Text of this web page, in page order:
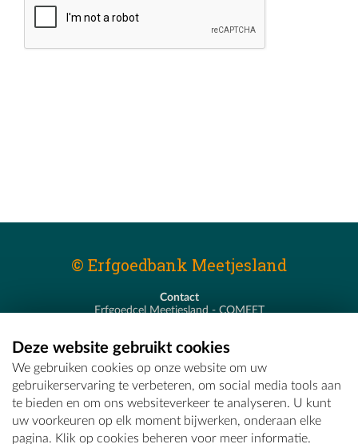
© Erfgoedbank Meetjesland
Contact
Erfgoedcel Meetjesland - COMEET
T - 09 373 75 96
E -erfgoedcel@comeet.be
Deze website gebruikt cookies
We gebruiken cookies op onze website om uw
gebruikerservaring te verbeteren, om social media tools aan
te bieden en om ons websiteverkeer te analyseren. U kunt
uw voorkeuren op elk moment bijwerken, onderaan elke
pagina. Klik op cookies beheren voor meer informatie.